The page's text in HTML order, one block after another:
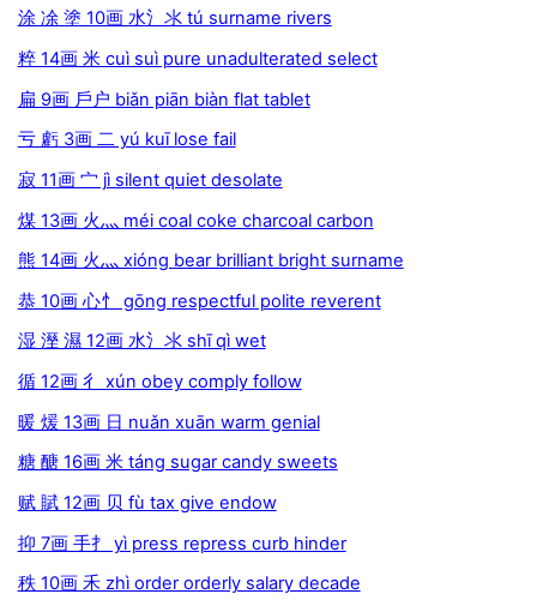
涂 凃 塗 10画 水氵氺 tú surname rivers
粹 14画 米 cuì suì pure unadulterated select
扁 9画 戶户 biǎn piān biàn flat tablet
亏 虧 3画 二 yú kuī lose fail
寂 11画 宀 jì silent quiet desolate
煤 13画 火灬 méi coal coke charcoal carbon
熊 14画 火灬 xióng bear brilliant bright surname
恭 10画 心忄 gōng respectful polite reverent
湿 溼 濕 12画 水氵氺 shī qì wet
循 12画 彳 xún obey comply follow
暖 煖 13画 日 nuǎn xuān warm genial
糖 醣 16画 米 táng sugar candy sweets
赋 賦 12画 贝 fù tax give endow
抑 7画 手扌 yì press repress curb hinder
秩 10画 禾 zhì order orderly salary decade